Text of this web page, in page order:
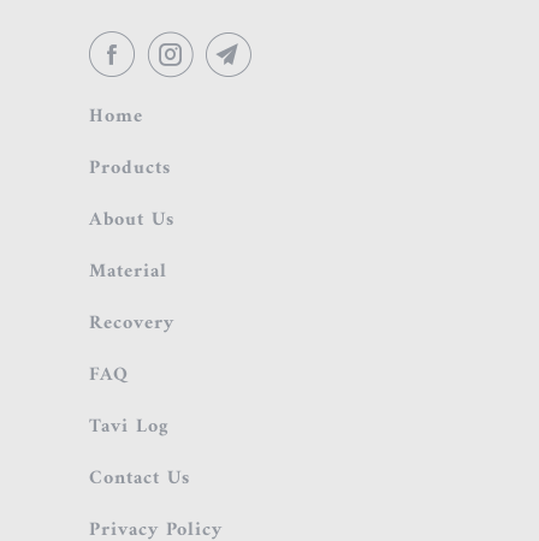
Home
Products
About Us
Material
Recovery
FAQ
Tavi Log
Contact Us
Privacy Policy